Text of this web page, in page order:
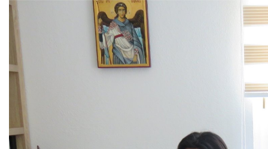
Јавни позиви
Обавјештења
Заштита од пожара